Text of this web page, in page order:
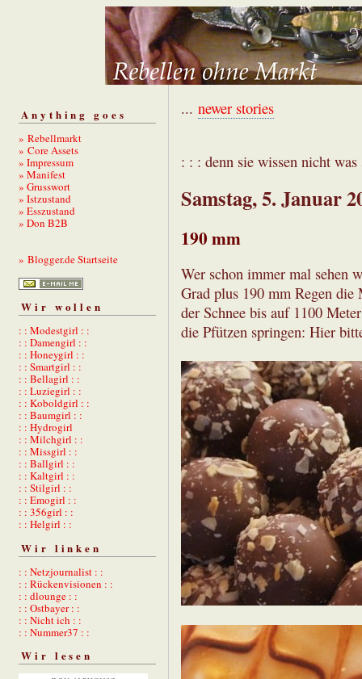
Anything goes
» Rebellmarkt
» Core Assets
» Impressum
» Manifest
» Grusswort
» Istzustand
» Esszustand
» Don B2B
» Blogger.de Startseite
Wir wollen
: : Modestgirl : :
: : Damengirl : :
: : Honeygirl : :
: : Smartgirl : :
: : Bellagirl : :
: : Luziegirl : :
: : Koboldgirl : :
: : Baumgirl : :
: : Hydrogirl
: : Milchgirl : :
: : Missgirl : :
: : Ballgirl : :
: : Kaltgirl : :
: : Stilgirl : :
: : Emogirl : :
: : 356girl : :
: : Helgirl : :
Wir linken
: : Netzjournalist : :
: : Rückenvisionen : :
: : dlounge : :
: : Ostbayer : :
: : Nicht ich : :
: : Nummer37 : :
Wir lesen
... newer stories
: : : denn sie wissen nicht
Samstag, 5. Januar
190 mm
Wer schon immer mal sehen
Grad plus 190 mm Regen die
der Schnee bis auf 1100
die Pfützen springen: Hier